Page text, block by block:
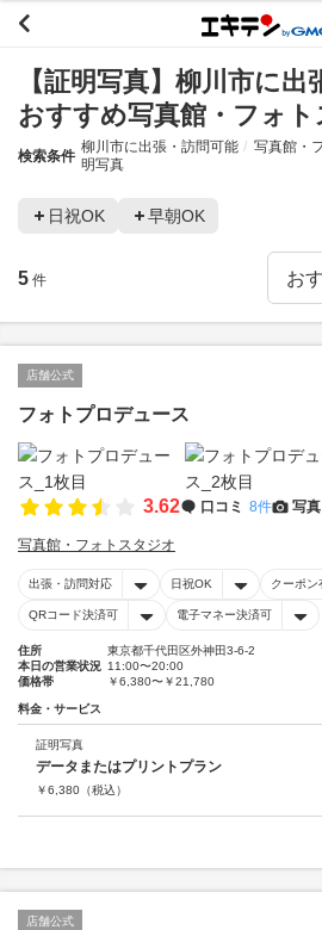
【証明写真】柳川市に
おすすめ写真館・フォ
検索条件
柳川市に出張・訪問可能 写真館・
明写真
日祝OK 早朝OK
5 件
店舗公式
フォトプロデュース
3.62 口コミ 8件 写真
写真館・フォトスタジオ
出張・訪問対応 日祝OK クーポン
QRコード決済可 電子マネー決済可
住所
東京都千代田区外神田3-6-2
本日の営業状況 11:00〜20:00
価格帯
￥6,380〜￥21,780
料金・サービス
証明写真
データまたはプリントプラン
￥6,380 （税込）
店舗公式